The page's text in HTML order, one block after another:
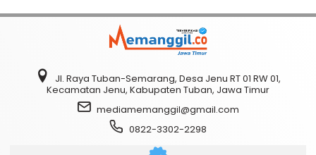
Jl. Raya Tuban-Semarang, Desa Jenu RT 01 RW 01,
Kecamatan Jenu, Kabupaten Tuban, Jawa Timur
mediamemanggil@gmail.com
0822-3302-2298